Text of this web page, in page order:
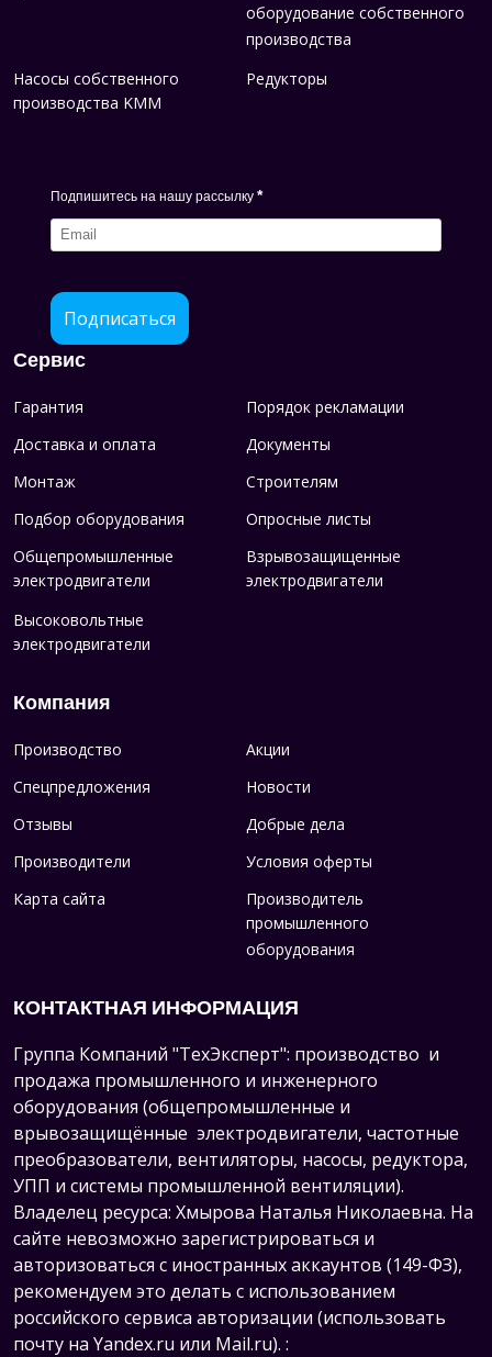
оборудование собственного
производства
Насосы собственного
производства KMM
Редукторы
Подпишитесь на нашу рассылку *
Подписаться
Сервис
Гарантия
Порядок рекламации
Доставка и оплата
Документы
Монтаж
Строителям
Подбор оборудования
Опросные листы
Общепромышленные
электродвигатели
Взрывозащищенные
электродвигатели
Высоковольтные
электродвигатели
Компания
Производство
Акции
Спецпредложения
Новости
Отзывы
Добрые дела
Производители
Условия оферты
Карта сайта
Производитель
промышленного
оборудования
КОНТАКТНАЯ ИНФОРМАЦИЯ
Группа Компаний "ТехЭксперт": производство и
продажа промышленного и инженерного
оборудования (общепромышленные и
врывозащищённые электродвигатели, частотные
преобразователи, вентиляторы, насосы, редуктора,
УПП и системы промышленной вентиляции).
Владелец ресурса: Хмырова Наталья Николаевна. На
сайте невозможно зарегистрироваться и
авторизоваться с иностранных аккаунтов (149-ФЗ),
рекомендуем это делать с использованием
российского сервиса авторизации (использовать
почту на Yandex.ru или Mail.ru). :